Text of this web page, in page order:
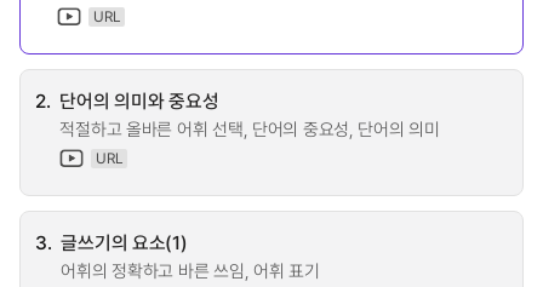
URL
2. 단어의 의미와 중요성
적절하고 올바른 어휘 선택, 단어의 중요성, 단어의 의미
URL
3. 글쓰기의 요소(1)
어휘의 정확하고 바른 쓰임, 어휘 표기